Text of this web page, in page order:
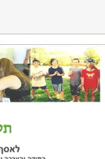
בני נוער, ברמות
בני
הכשרה